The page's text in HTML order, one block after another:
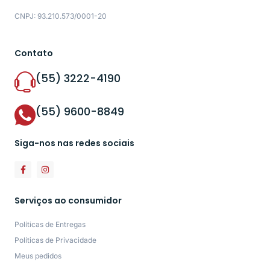
CNPJ: 93.210.573/0001-20
Contato
(55) 3222-4190
(55) 9600-8849
Siga-nos nas redes sociais
Serviços ao consumidor
Políticas de Entregas
Políticas de Privacidade
Meus pedidos